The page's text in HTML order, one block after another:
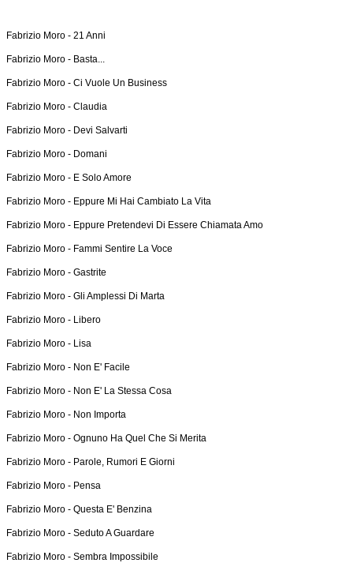
Fabrizio Moro - 21 Anni
Fabrizio Moro - Basta...
Fabrizio Moro - Ci Vuole Un Business
Fabrizio Moro - Claudia
Fabrizio Moro - Devi Salvarti
Fabrizio Moro - Domani
Fabrizio Moro - E Solo Amore
Fabrizio Moro - Eppure Mi Hai Cambiato La Vita
Fabrizio Moro - Eppure Pretendevi Di Essere Chiamata Amo
Fabrizio Moro - Fammi Sentire La Voce
Fabrizio Moro - Gastrite
Fabrizio Moro - Gli Amplessi Di Marta
Fabrizio Moro - Libero
Fabrizio Moro - Lisa
Fabrizio Moro - Non E' Facile
Fabrizio Moro - Non E' La Stessa Cosa
Fabrizio Moro - Non Importa
Fabrizio Moro - Ognuno Ha Quel Che Si Merita
Fabrizio Moro - Parole, Rumori E Giorni
Fabrizio Moro - Pensa
Fabrizio Moro - Questa E' Benzina
Fabrizio Moro - Seduto A Guardare
Fabrizio Moro - Sembra Impossibile